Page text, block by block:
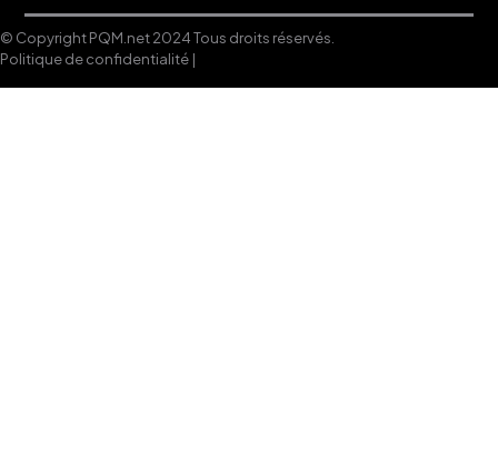
© Copyright PQM.net 2024 Tous droits réservés.
Politique de confidentialité |